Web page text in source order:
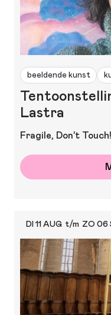
beeldende kunst
Lastra
Fragile, Don’t Touch!
DI 11 AUG t/m ZO 06